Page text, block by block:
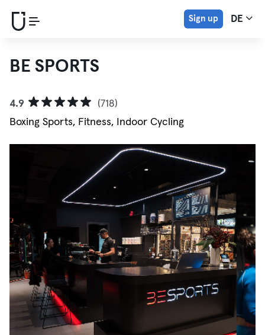
Sign up DE
BE SPORTS
4.9
(718)
Boxing Sports, Fitness, Indoor Cycling